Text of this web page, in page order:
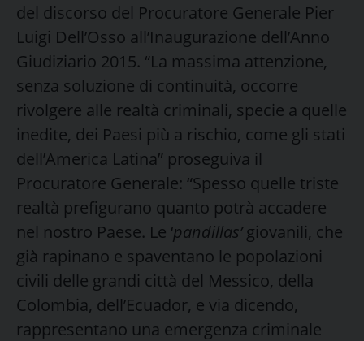
del discorso del Procuratore Generale Pier
Luigi Dell’Osso all’Inaugurazione dell’Anno
Giudiziario 2015. “La massima attenzione,
senza soluzione di continuità, occorre
rivolgere alle realtà criminali, specie a quelle
inedite, dei Paesi più a rischio, come gli stati
dell’America Latina” proseguiva il
Procuratore Generale: “Spesso quelle triste
realtà prefigurano quanto potrà accadere
nel nostro Paese. Le ‘pandillas’giovanili, che
già rapinano e spaventano le popolazioni
civili delle grandi città del Messico, della
Colombia, dell’Ecuador, e via dicendo,
rappresentano una emergenza criminale